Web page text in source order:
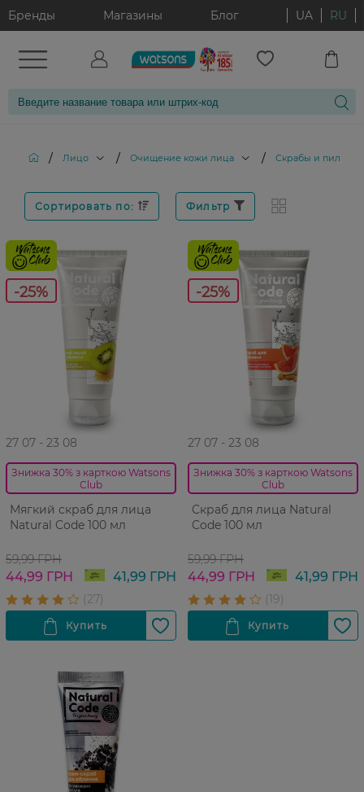
Бренды Магазины Блог UA RU
/ Лицо / Очищение кожи лица / Скрабы и
Сортировать по: Фильтр
-25%
27 07 - 23 08
Знижка 30% з карткою Watsons
Club
Мягкий скраб для лица
Natural Code 100 мл
59,99 ГРН
44,99 ГРН 41,99 ГРН
-25%
27 07 - 23 08
Знижка 30% з карткою Watsons
Club
Cкраб для лица Natural
Code 100 мл
59,99 ГРН
44,99 ГРН 41,99 ГРН